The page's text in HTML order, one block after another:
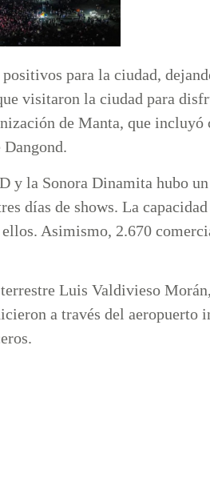
para la ciudad,
visitaron la ciudad para
de Manta, que incluyó
y la Sonora Dinamita hubo
días de shows. La
Asimismo, 2.670
Luis Valdivieso
a través del aeropuerto